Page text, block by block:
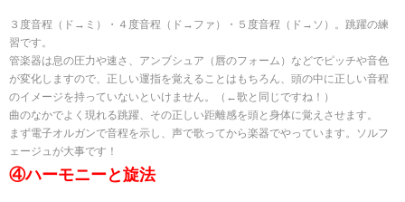
３度音程（ド→ミ）・４度音程（ド→ファ）・５度音程（ド→ソ）。跳躍の練
習です。
管楽器は息の圧力や速さ、アンブシュア（唇のフォーム）などでピッチや音色
が変化しますので、正しい運指を覚えることはもちろん、頭の中に正しい音程
のイメージを持っていないといけません。（←歌と同じですね！）
曲のなかでよく現れる跳躍、その正しい距離感を頭と身体に覚えさせます。
まず電子オルガンで音程を示し、声で歌ってから楽器でやっています。ソルフ
ェージュが大事です！
④ハーモニーと旋法